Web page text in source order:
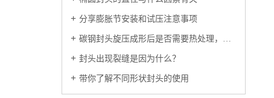
分享膨胀节安装和试压注意事项
碳钢封头旋压成形后是否需要热处理，如何规定的？
封头出现裂缝是因为什么？
带你了解不同形状封头的使用